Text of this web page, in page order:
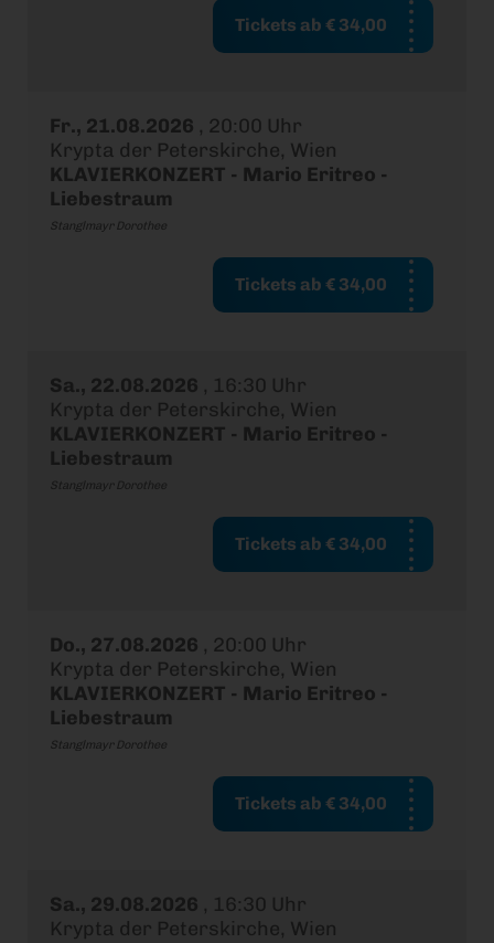
Tickets ab € 34,00
Fr., 21.08.2026 , 20:00 Uhr
Krypta der Peterskirche, Wien
KLAVIERKONZERT - Mario Eritreo -
Liebestraum
Stanglmayr Dorothee
Tickets ab € 34,00
Sa., 22.08.2026 , 16:30 Uhr
Krypta der Peterskirche, Wien
KLAVIERKONZERT - Mario Eritreo -
Liebestraum
Stanglmayr Dorothee
Tickets ab € 34,00
Do., 27.08.2026 , 20:00 Uhr
Krypta der Peterskirche, Wien
KLAVIERKONZERT - Mario Eritreo -
Liebestraum
Stanglmayr Dorothee
Tickets ab € 34,00
Sa., 29.08.2026 , 16:30 Uhr
Krypta der Peterskirche, Wien